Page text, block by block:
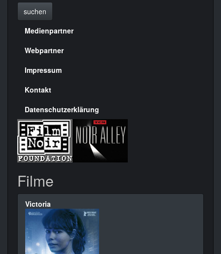
suchen
Menülinks
rechte
Seite
Medienpartner
Webpartner
Impressum
Kontakt
Datenschutzerklärung
Filme
Victoria